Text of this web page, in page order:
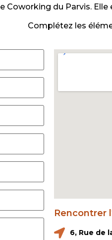
Coworking du Parvis.
Complétez les
Rencontrer
6, Rue de